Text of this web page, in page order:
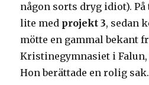
någon sorts dryg idiot). På
lite med projekt 3, sedan
mötte en gammal bekant
Kristinegymnasiet i
Hon berättade en rolig